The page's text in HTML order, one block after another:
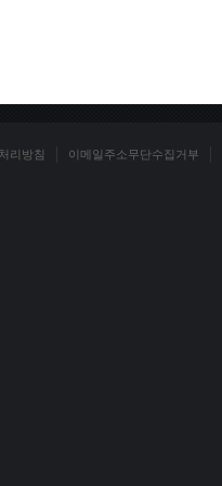
리방침 이메일주소무단수집거부